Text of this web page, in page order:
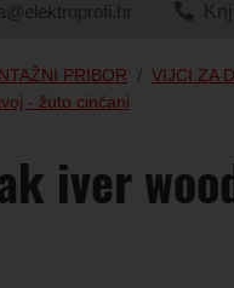
PRIBOR VIJCI ZA
- žuto cinčani
iver